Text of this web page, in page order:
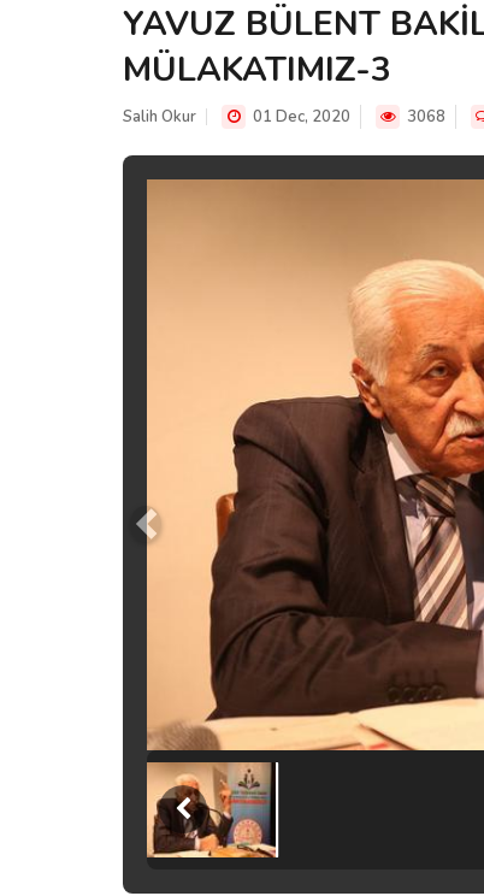
YAVUZ BÜLENT
MÜLAKATIMIZ-3
Salih Okur 01 Dec, 2020 3068